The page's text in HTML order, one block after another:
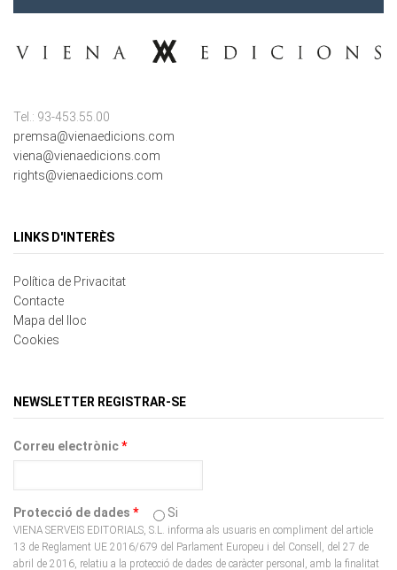
premsa@vienaedicions.com
viena@vienaedicions.com
rights@vienaedicions.com
Política de Privacitat
Contacte
Mapa del lloc
Cookies
Correu electrònic*
Protecció de dades* Si
VIENA SERVEIS EDITORIALS, S.L. informa als usuaris en compliment del article
13 de Reglament UE 2016/679 del Parlament Europeu i del Consell, del 27 de
abril de 2016, relatiu a la protecció de dades de caràcter personal, amb la finalitat
que aquests decideixin de forma expressa, lliure i voluntària, si desitgen facilitar